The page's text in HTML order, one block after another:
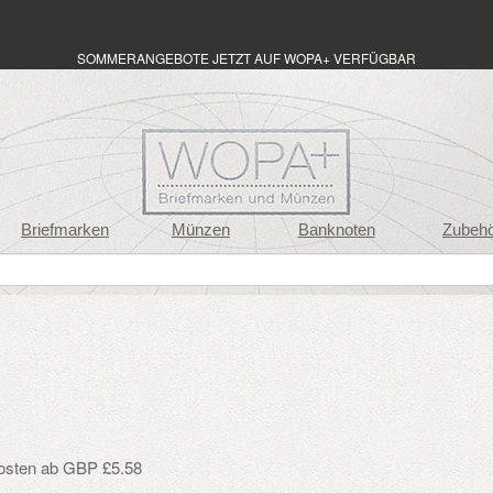
SOMMERANGEBOTE JETZT AUF WOPA+ VERFÜGBAR
Briefmarken Münzen Banknoten
ab GBP £5.58